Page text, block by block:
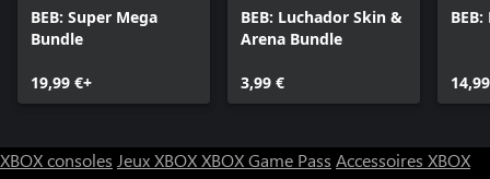
BEB: Super Mega
Bundle
19,99 €+
BEB: Luchador Skin &
Arena Bundle
3,99 €
XBOX consoles Jeux XBOXXBOX Game Pass Accessoires XBOX